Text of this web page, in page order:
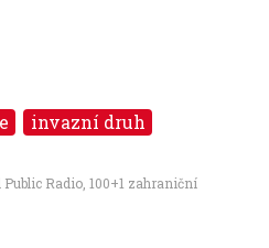
invazní druh
Radio 100+1 zahraniční